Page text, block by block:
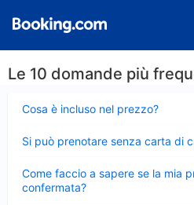
Le 10 domande più
Cosa è incluso nel prezzo?
chiuso
Si può prenotare senza carta di
chiuso
Come faccio a sapere se la mia
confermata?
chiuso